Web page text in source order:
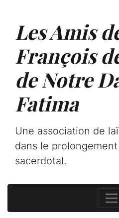
Les Amis
François
de Notre
Fatima
Une association de
dans le prolongement
sacerdotal.